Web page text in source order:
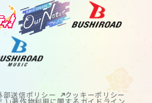
部送信ポリシー クッキーポリシー